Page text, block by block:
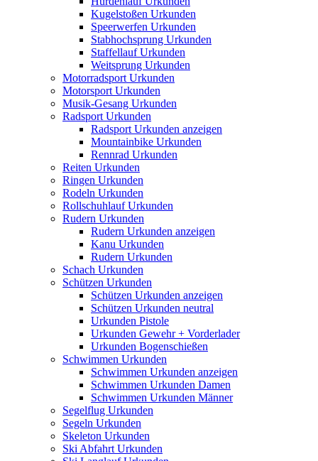
Kugelstoßen Urkunden
Speerwerfen Urkunden
Stabhochsprung Urkunden
Staffellauf Urkunden
Weitsprung Urkunden
Motorradsport Urkunden
Motorsport Urkunden
Musik-Gesang Urkunden
Radsport Urkunden
Radsport Urkunden anzeigen
Mountainbike Urkunden
Rennrad Urkunden
Reiten Urkunden
Ringen Urkunden
Rodeln Urkunden
Rollschuhlauf Urkunden
Rudern Urkunden
Rudern Urkunden anzeigen
Kanu Urkunden
Rudern Urkunden
Schach Urkunden
Schützen Urkunden
Schützen Urkunden anzeigen
Schützen Urkunden neutral
Urkunden Pistole
Urkunden Gewehr + Vorderlader
Urkunden Bogenschießen
Schwimmen Urkunden
Schwimmen Urkunden anzeigen
Schwimmen Urkunden Damen
Schwimmen Urkunden Männer
Segelflug Urkunden
Segeln Urkunden
Skeleton Urkunden
Ski Abfahrt Urkunden